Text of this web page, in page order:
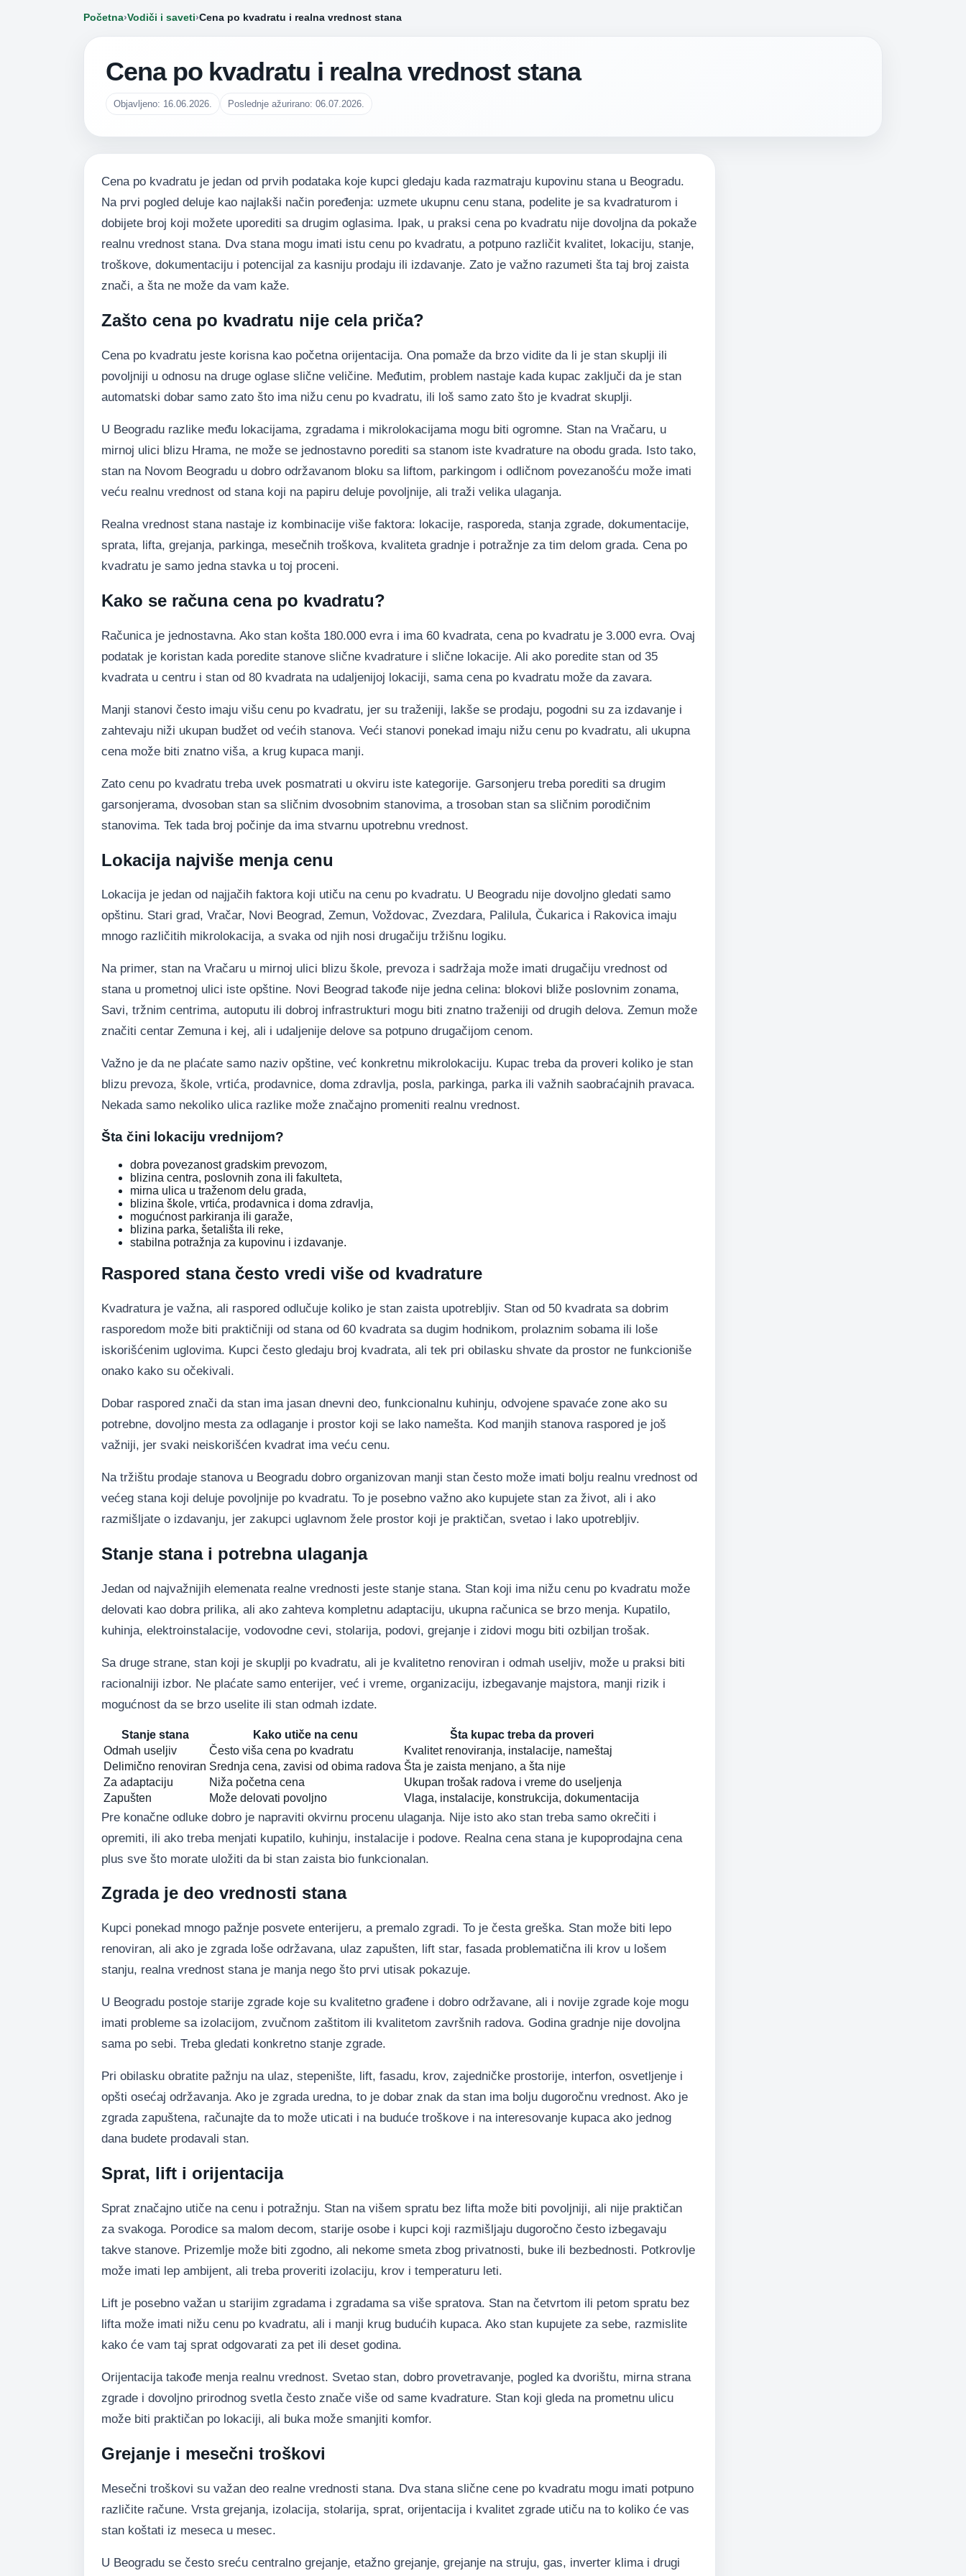
Početna›Vodiči i saveti›Cena po kvadratu i realna vrednost stana
Cena po kvadratu i realna vrednost stana
Objavljeno: 16.06.2026. Poslednje ažurirano: 06.07.2026.
Cena po kvadratu je jedan od prvih podataka koje kupci gledaju kada razmatraju kupovinu stana u Beogradu.
Na prvi pogled deluje kao najlakši način poređenja: uzmete ukupnu cenu stana, podelite je sa kvadraturom i
dobijete broj koji možete uporediti sa drugim oglasima. Ipak, u praksi cena po kvadratu nije dovoljna da pokaže
realnu vrednost stana. Dva stana mogu imati istu cenu po kvadratu, a potpuno različit kvalitet, lokaciju, stanje,
troškove, dokumentaciju i potencijal za kasniju prodaju ili izdavanje. Zato je važno razumeti šta taj broj zaista
znači, a šta ne može da vam kaže.
Zašto cena po kvadratu nije cela priča?
Cena po kvadratu jeste korisna kao početna orijentacija. Ona pomaže da brzo vidite da li je stan skuplji ili
povoljniji u odnosu na druge oglase slične veličine. Međutim, problem nastaje kada kupac zaključi da je stan
automatski dobar samo zato što ima nižu cenu po kvadratu, ili loš samo zato što je kvadrat skuplji.
U Beogradu razlike među lokacijama, zgradama i mikrolokacijama mogu biti ogromne. Stan na Vračaru, u
mirnoj ulici blizu Hrama, ne može se jednostavno porediti sa stanom iste kvadrature na obodu grada. Isto tako,
stan na Novom Beogradu u dobro održavanom bloku sa liftom, parkingom i odličnom povezanošću može imati
veću realnu vrednost od stana koji na papiru deluje povoljnije, ali traži velika ulaganja.
Realna vrednost stana nastaje iz kombinacije više faktora: lokacije, rasporeda, stanja zgrade, dokumentacije,
sprata, lifta, grejanja, parkinga, mesečnih troškova, kvaliteta gradnje i potražnje za tim delom grada. Cena po
kvadratu je samo jedna stavka u toj proceni.
Kako se računa cena po kvadratu?
Računica je jednostavna. Ako stan košta 180.000 evra i ima 60 kvadrata, cena po kvadratu je 3.000 evra. Ovaj
podatak je koristan kada poredite stanove slične kvadrature i slične lokacije. Ali ako poredite stan od 35
kvadrata u centru i stan od 80 kvadrata na udaljenijoj lokaciji, sama cena po kvadratu može da zavara.
Manji stanovi često imaju višu cenu po kvadratu, jer su traženiji, lakše se prodaju, pogodni su za izdavanje i
zahtevaju niži ukupan budžet od većih stanova. Veći stanovi ponekad imaju nižu cenu po kvadratu, ali ukupna
cena može biti znatno viša, a krug kupaca manji.
Zato cenu po kvadratu treba uvek posmatrati u okviru iste kategorije. Garsonjeru treba porediti sa drugim
garsonjerama, dvosoban stan sa sličnim dvosobnim stanovima, a trosoban stan sa sličnim porodičnim
stanovima. Tek tada broj počinje da ima stvarnu upotrebnu vrednost.
Lokacija najviše menja cenu
Lokacija je jedan od najjačih faktora koji utiču na cenu po kvadratu. U Beogradu nije dovoljno gledati samo
opštinu. Stari grad, Vračar, Novi Beograd, Zemun, Voždovac, Zvezdara, Palilula, Čukarica i Rakovica imaju
mnogo različitih mikrolokacija, a svaka od njih nosi drugačiju tržišnu logiku.
Na primer, stan na Vračaru u mirnoj ulici blizu škole, prevoza i sadržaja može imati drugačiju vrednost od
stana u prometnoj ulici iste opštine. Novi Beograd takođe nije jedna celina: blokovi bliže poslovnim zonama,
Savi, tržnim centrima, autoputu ili dobroj infrastrukturi mogu biti znatno traženiji od drugih delova. Zemun može
značiti centar Zemuna i kej, ali i udaljenije delove sa potpuno drugačijom cenom.
Važno je da ne plaćate samo naziv opštine, već konkretnu mikrolokaciju. Kupac treba da proveri koliko je stan
blizu prevoza, škole, vrtića, prodavnice, doma zdravlja, posla, parkinga, parka ili važnih saobraćajnih pravaca.
Nekada samo nekoliko ulica razlike može značajno promeniti realnu vrednost.
Šta čini lokaciju vrednijom?
dobra povezanost gradskim prevozom,
blizina centra, poslovnih zona ili fakulteta,
mirna ulica u traženom delu grada,
blizina škole, vrtića, prodavnica i doma zdravlja,
mogućnost parkiranja ili garaže,
blizina parka, šetališta ili reke,
stabilna potražnja za kupovinu i izdavanje.
Raspored stana često vredi više od kvadrature
Kvadratura je važna, ali raspored odlučuje koliko je stan zaista upotrebljiv. Stan od 50 kvadrata sa dobrim
rasporedom može biti praktičniji od stana od 60 kvadrata sa dugim hodnikom, prolaznim sobama ili loše
iskorišćenim uglovima. Kupci često gledaju broj kvadrata, ali tek pri obilasku shvate da prostor ne funkcioniše
onako kako su očekivali.
Dobar raspored znači da stan ima jasan dnevni deo, funkcionalnu kuhinju, odvojene spavaće zone ako su
potrebne, dovoljno mesta za odlaganje i prostor koji se lako namešta. Kod manjih stanova raspored je još
važniji, jer svaki neiskorišćen kvadrat ima veću cenu.
Na tržištu prodaje stanova u Beogradu dobro organizovan manji stan često može imati bolju realnu vrednost od
većeg stana koji deluje povoljnije po kvadratu. To je posebno važno ako kupujete stan za život, ali i ako
razmišljate o izdavanju, jer zakupci uglavnom žele prostor koji je praktičan, svetao i lako upotrebljiv.
Stanje stana i potrebna ulaganja
Jedan od najvažnijih elemenata realne vrednosti jeste stanje stana. Stan koji ima nižu cenu po kvadratu može
delovati kao dobra prilika, ali ako zahteva kompletnu adaptaciju, ukupna računica se brzo menja. Kupatilo,
kuhinja, elektroinstalacije, vodovodne cevi, stolarija, podovi, grejanje i zidovi mogu biti ozbiljan trošak.
Sa druge strane, stan koji je skuplji po kvadratu, ali je kvalitetno renoviran i odmah useljiv, može u praksi biti
racionalniji izbor. Ne plaćate samo enterijer, već i vreme, organizaciju, izbegavanje majstora, manji rizik i
mogućnost da se brzo uselite ili stan odmah izdate.
Stanje stana Kako utiče na cenu
Šta kupac treba da proveri
Odmah useljiv
Često viša cena po kvadratu
Kvalitet renoviranja, instalacije, nameštaj
Delimično renoviran Srednja cena, zavisi od obima radova Šta je zaista menjano, a šta nije
Za adaptaciju
Niža početna cena
Ukupan trošak radova i vreme do useljenja
Zapušten
Može delovati povoljno Vlaga, instalacije, konstrukcija, dokumentacija
Pre konačne odluke dobro je napraviti okvirnu procenu ulaganja. Nije isto ako stan treba samo okrečiti i
opremiti, ili ako treba menjati kupatilo, kuhinju, instalacije i podove. Realna cena stana je kupoprodajna cena
plus sve što morate uložiti da bi stan zaista bio funkcionalan.
Zgrada je deo vrednosti stana
Kupci ponekad mnogo pažnje posvete enterijeru, a premalo zgradi. To je česta greška. Stan može biti lepo
renoviran, ali ako je zgrada loše održavana, ulaz zapušten, lift star, fasada problematična ili krov u lošem
stanju, realna vrednost stana je manja nego što prvi utisak pokazuje.
U Beogradu postoje starije zgrade koje su kvalitetno građene i dobro održavane, ali i novije zgrade koje mogu
imati probleme sa izolacijom, zvučnom zaštitom ili kvalitetom završnih radova. Godina gradnje nije dovoljna
sama po sebi. Treba gledati konkretno stanje zgrade.
Pri obilasku obratite pažnju na ulaz, stepenište, lift, fasadu, krov, zajedničke prostorije, interfon, osvetljenje i
opšti osećaj održavanja. Ako je zgrada uredna, to je dobar znak da stan ima bolju dugoročnu vrednost. Ako je
zgrada zapuštena, računajte da to može uticati i na buduće troškove i na interesovanje kupaca ako jednog
dana budete prodavali stan.
Sprat, lift i orijentacija
Sprat značajno utiče na cenu i potražnju. Stan na višem spratu bez lifta može biti povoljniji, ali nije praktičan
za svakoga. Porodice sa malom decom, starije osobe i kupci koji razmišljaju dugoročno često izbegavaju
takve stanove. Prizemlje može biti zgodno, ali nekome smeta zbog privatnosti, buke ili bezbednosti. Potkrovlje
može imati lep ambijent, ali treba proveriti izolaciju, krov i temperaturu leti.
Lift je posebno važan u starijim zgradama i zgradama sa više spratova. Stan na četvrtom ili petom spratu bez
lifta može imati nižu cenu po kvadratu, ali i manji krug budućih kupaca. Ako stan kupujete za sebe, razmislite
kako će vam taj sprat odgovarati za pet ili deset godina.
Orijentacija takođe menja realnu vrednost. Svetao stan, dobro provetravanje, pogled ka dvorištu, mirna strana
zgrade i dovoljno prirodnog svetla često znače više od same kvadrature. Stan koji gleda na prometnu ulicu
može biti praktičan po lokaciji, ali buka može smanjiti komfor.
Grejanje i mesečni troškovi
Mesečni troškovi su važan deo realne vrednosti stana. Dva stana slične cene po kvadratu mogu imati potpuno
različite račune. Vrsta grejanja, izolacija, stolarija, sprat, orijentacija i kvalitet zgrade utiču na to koliko će vas
stan koštati iz meseca u mesec.
U Beogradu se često sreću centralno grejanje, etažno grejanje, grejanje na struju, gas, inverter klima i drugi